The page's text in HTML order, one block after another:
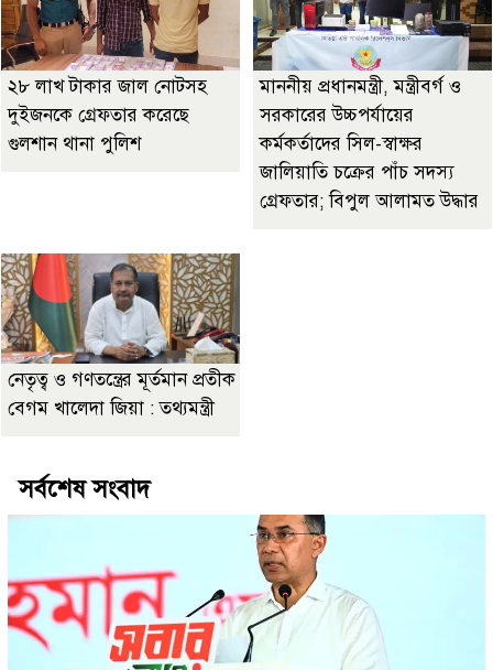
২৮ লাখ টাকার জাল নোটসহ
দুইজনকে গ্রেফতার করেছে
গুলশান থানা পুলিশ
মাননীয় প্রধানমন্ত্রী, মন্ত্রীবর্গ ও
সরকারের উচ্চপর্যায়ের
কর্মকর্তাদের সিল-স্বাক্ষর
জালিয়াতি চক্রের পাঁচ সদস্য
গ্রেফতার; বিপুল আলামত উদ্ধার
নেতৃত্ব ও গণতন্ত্রের মূর্তমান প্রতীক
বেগম খালেদা জিয়া : তথ্যমন্ত্রী
সর্বশেষ সংবাদ